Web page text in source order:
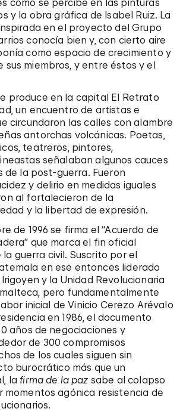
como se percibe en las pinturas
y la obra gráfica de Isabel Ruiz. La
en el proyecto del Grupo
conocía bien y, con cierto aire
como espacio de crecimiento y
miembros, y entre éstos y el
produce en la capital El Retrato
un encuentro de artistas e
circundaron las calles con alambre
antorchas volcánicas. Poetas,
teatreros, pintores,
señalaban algunos cauces
de la post-guerra. Fueron
y delirio en medidas iguales
al fortalecieron de la
y la libertad de expresión.
de 1996 se firma el “Acuerdo de
que marca el fin oficial
la guerra civil. Suscrito por el
en ese entonces liderado
y la Unidad Revolucionaria
pero fundamentalmente
inicial de Vinicio Cerezo Arévalo
en 1986, el documento
años de negociaciones y
de 300 compromisos
de los cuales siguen sin
burocrático más que un
la firma de la paz sabe al colapso
momentos agónica resistencia de